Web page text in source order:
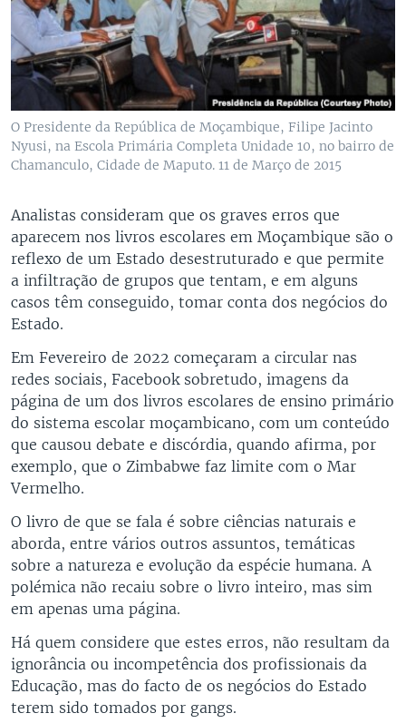
O Presidente da República de Moçambique, Filipe Jacinto
Nyusi, na Escola Primária Completa Unidade 10, no bairro de
Chamanculo, Cidade de Maputo. 11 de Março de 2015
Analistas consideram que os graves erros que
aparecem nos livros escolares em Moçambique são o
reflexo de um Estado desestruturado e que permite
a infiltração de grupos que tentam, e em alguns
casos têm conseguido, tomar conta dos negócios do
Estado.
Em Fevereiro de 2022 começaram a circular nas
redes sociais, Facebook sobretudo, imagens da
página de um dos livros escolares de ensino primário
do sistema escolar moçambicano, com um conteúdo
que causou debate e discórdia, quando afirma, por
exemplo, que o Zimbabwe faz limite com o Mar
Vermelho.
O livro de que se fala é sobre ciências naturais e
aborda, entre vários outros assuntos, temáticas
sobre a natureza e evolução da espécie humana. A
polémica não recaiu sobre o livro inteiro, mas sim
em apenas uma página.
Há quem considere que estes erros, não resultam da
ignorância ou incompetência dos profissionais da
Educação, mas do facto de os negócios do Estado
terem sido tomados por gangs.